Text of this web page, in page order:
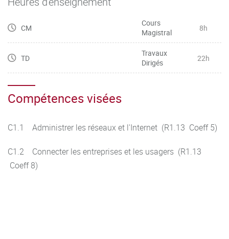
CM
Cours
Magistral
8h
TD
Travaux
Dirigés
22h
Compétences visées
C1.1 Administrer les réseaux et l'Internet (R1.13 Coeff 5)
C1.2 Connecter les entreprises et les usagers (R1.13
Coeff 8)